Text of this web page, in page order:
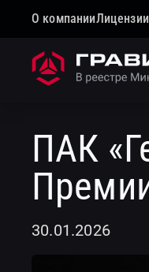
О компании
ПАК
30.01.2026